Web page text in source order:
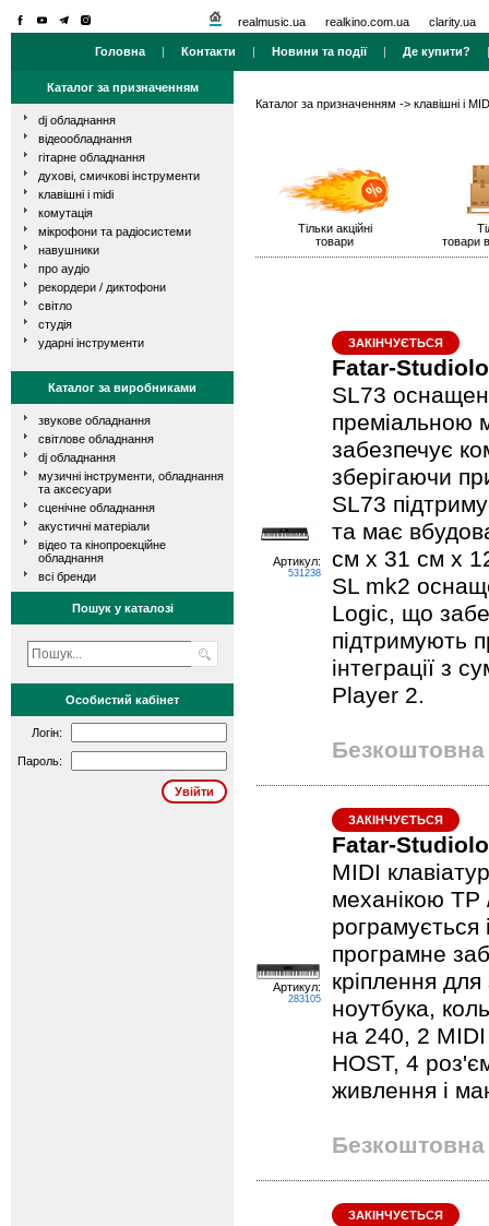
realmusic.ua realkino.com.ua clarity.ua
Головна | Контакти | Новини та події| Де купити?
Каталог за призначенням
dj обладнання
відеообладнання
гітарне обладнання
духові, смичкові інструменти
клавішні і midi
комутація
мікрофони та радіосистеми
навушники
про аудіо
рекордери / диктофони
світло
студія
ударні інструменти
Каталог за виробниками
звукове обладнання
світлове обладнання
dj обладнання
музичні інструменти, обладнання
та аксесуари
сценічне обладнання
акустичні матеріали
відео та кінопроекційне
обладнання
всі бренди
Пошук у каталозі
Особистий кабінет
Логін:
Пароль:
Каталог за призначенням -> клавішні і
Тільки акційні
товари
товари
Артикул:
531238
ЗАКІНЧУЄТЬСЯ
Fatar-
SL73
преміальною
забезпечує
зберігаючи
SL73
та має
см x 31 см x
SL mk2
Logic, що
підтримують
інтеграції з
Player 2.
Безкоштовна
Артикул:
283105
ЗАКІНЧУЄТЬСЯ
Fatar-
MIDI
механікою TP
рограмується
програмне
кріплення
ноутбука,
на 240, 2
HOST, 4
живлення і
Безкоштовна
ЗАКІНЧУЄТЬСЯ